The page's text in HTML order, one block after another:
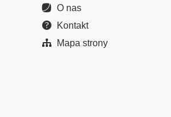
O nas
Kontakt
Mapa strony